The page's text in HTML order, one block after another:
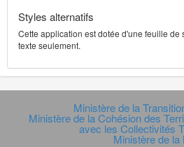
Styles alternatifs
Cette application est dotée d'une feuille de
texte seulement.
Ministère de la
Ministère de la Cohésion des
avec les Collectivités
Ministère de la